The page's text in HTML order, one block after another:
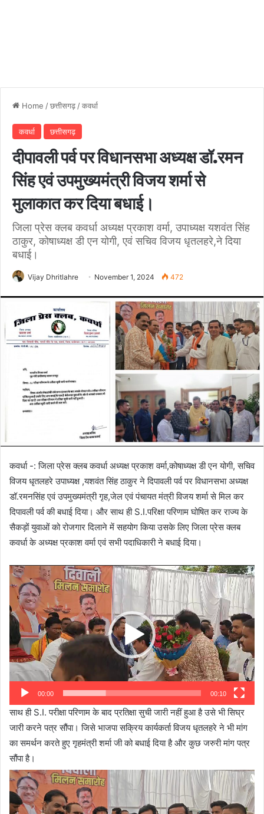
Home /छत्तीसगढ़ /कवर्धा
कवर्धा छत्तीसगढ़
दीपावली पर्व पर विधानसभा अध्यक्ष डॉ.रमन
सिंह एवं उपमुख्यमंत्री विजय शर्मा से
मुलाकात कर दिया बधाई।
जिला प्रेस क्लब कवर्धा अध्यक्ष प्रकाश वर्मा, उपाध्यक्ष यशवंत सिंह
ठाकुर, कोषाध्यक्ष डी एन योगी, एवं सचिव विजय धृतलहरे,ने दिया
बधाई।
Vijay Dhritlahre November 1, 2024 472
कवर्धा -: जिला प्रेस क्लब कवर्धा अध्यक्ष प्रकाश वर्मा,कोषाध्यक्ष डी एन योगी, सचिव
विजय धृतलहरे उपाध्यक्ष ,यशवंत सिंह ठाकुर ने दिपावली पर्व पर विधानसभा अध्यक्ष
डॉ.रमनसिंह एवं उपमुख्यमंत्री गृह,जेल एवं पंचायत मंत्री विजय शर्मा से मिल कर
दिपावली पर्व की बधाई दिया। और साथ ही S.I.परिक्षा परिणाम घोषित कर राज्य के
सैकड़ों युवाओं को रोजगार दिलाने में सहयोग किया उसके लिए जिला प्रेस क्लब
कवर्धा के अध्यक्ष प्रकाश वर्मा एवं सभी पदाधिकारी ने बधाई दिया।
Video
Player
00:00 00:10
साथ ही S.I. परीक्षा परिणाम के बाद प्रतिक्षा सुची जारी नहीं हुआ है उसे भी सिघ्र
जारी करने पत्र सौंपा। जिसे भाजपा सक्रिय कार्यकर्ता विजय धृतलहरे ने भी मांग
का समर्थन करते हुए गृहमंत्री शर्मा जी को बधाई दिया है और कुछ जरुरी मांग पत्र
सौंपा है।